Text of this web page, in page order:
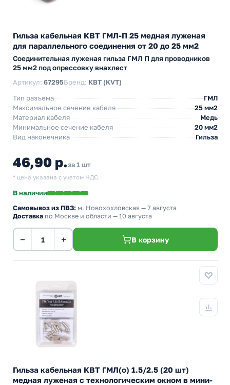
Гильза кабельная КВТ ГМЛ-П 25 медная луженая
для параллельного соединения от 20 до 25 мм2
Cоединительная луженая гильза ГМЛ П для проводников
25 мм2 под опрессовку внахлест
Артикул: 67295Бренд: КВТ (KVT)
Тип разъема
ГМЛ
Максимальное сечение кабеля
25 мм2
Материал кабеля
Медь
Минимальное сечение кабеля
20 мм2
Вид наконечника
Гильза
46,90 р.за 1 шт
* цена указана с учетом НДС.
В наличии
Самовывоз из ПВЗ: м. Новохохловская — 7 августа
Доставка по Москве и области — 10 августа
− + В корзину
Гильза кабельная КВТ ГМЛ(о) 1.5/2.5 (20 шт)
медная луженая с технологическим окном в мини-